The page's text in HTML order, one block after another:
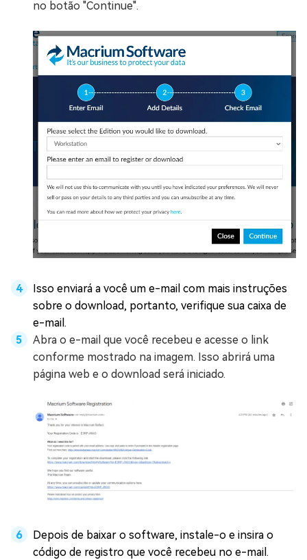
no botão "Continue".
Isso enviará a você um e-mail com mais instruções
sobre o download, portanto, verifique sua caixa de
e-mail.
Abra o e-mail que você recebeu e acesse o link
conforme mostrado na imagem. Isso abrirá uma
página web e o download será iniciado.
Depois de baixar o software, instale-o e insira o
código de registro que você recebeu no e-mail.